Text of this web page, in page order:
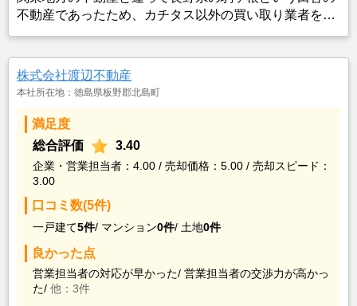
不動産であったため、カチタス以外の買い取り業者をみ
も空き家の状態で不動産を残しておけないと考えて売却
を決めた。
株式会社渡辺不動産
本社所在地：徳島県板野郡北島町
満足度
総合評価
3.40
企業・営業担当者：4.00 / 売却価格：5.00 / 売却スピード：
3.00
口コミ数(5件)
一戸建て5件/ マンション0件/ 土地0件
良かった点
営業担当者の対応が早かった/ 営業担当者の交渉力が高かっ
た/ 他：3件